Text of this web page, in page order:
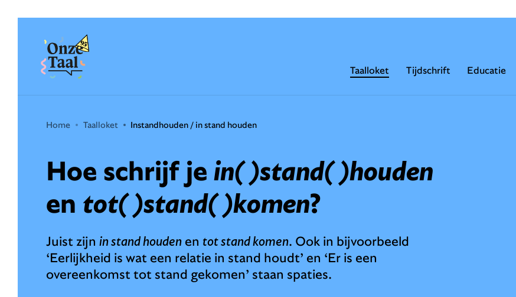
Onze Taal
Taalloket Tijdschrift Educatie
Home Taalloket Instandhouden / in stand houden
Hoe schrijf je in( )stand( )houden
en tot( )stand( )komen?
Juist zijn in stand houdenen tot stand komen. Ook in bijvoorbeeld
‘Eerlijkheid is wat een relatie in stand houdt’ en ‘Er is een
overeenkomst tot stand gekomen’ staan spaties.